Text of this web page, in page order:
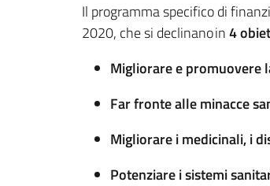
Il programma specifico di
2020, che si declinano in4
Migliorare e promuovere
Far fronte alle minacce
Migliorare i medicinali, i
Potenziare i sistemi